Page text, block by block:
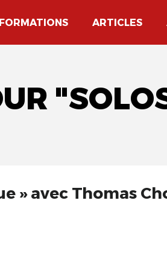
FORMATIONS ARTICLES
» avec Thomas